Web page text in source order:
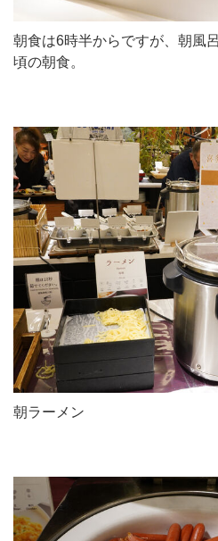
朝食は6時半からですが、朝風
頃の朝食。
朝ラーメン